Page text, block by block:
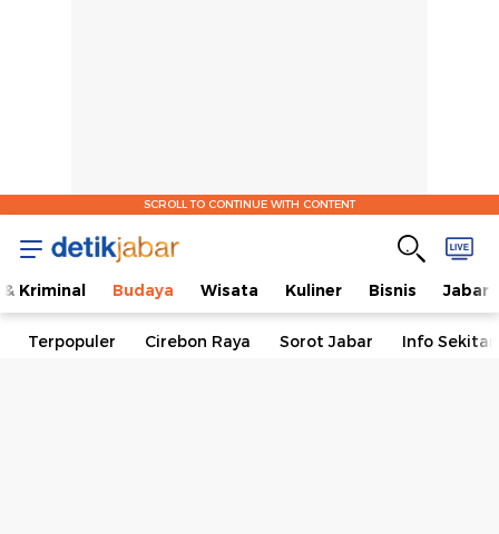
SCROLL TO CONTINUE WITH CONTENT
Kriminal Budaya Wisata Kuliner Bisnis Jabar
Terpopuler Cirebon Raya Sorot Jabar Info